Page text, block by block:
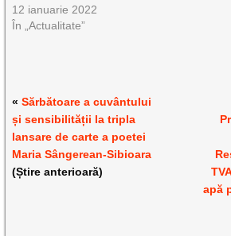
12 ianuarie 2022
În „Actualitate”
«Sărbătoare a cuvântului
și sensibilității la tripla
lansare de carte a poetei
Maria Sângerean-Sibioara
(Știre anterioară)
apă